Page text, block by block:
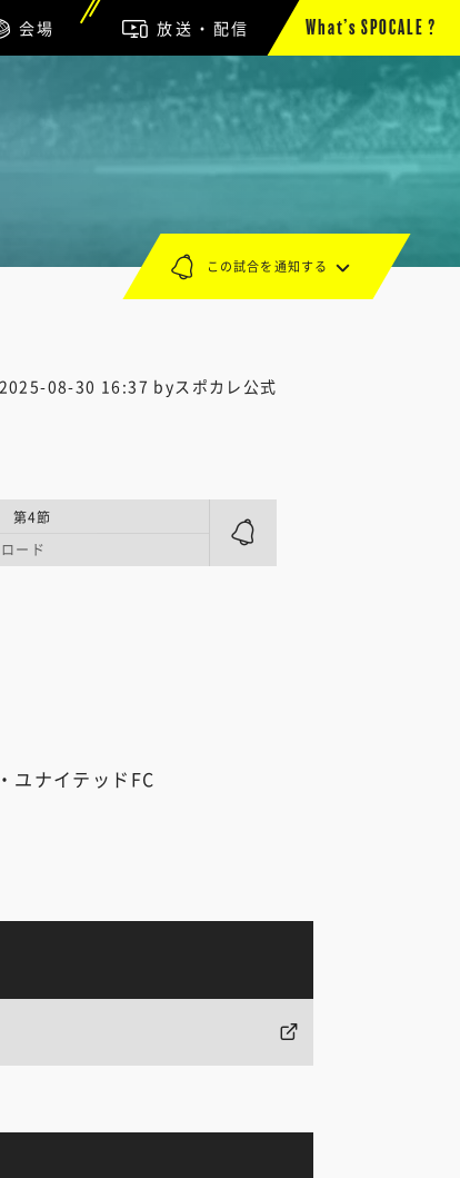
会場 放送・配信 What’s SPOCALE ?
2025-08-30 16:37 byスポカレ公式
4節
ード
ユナイテッドFC
この試合を通知する